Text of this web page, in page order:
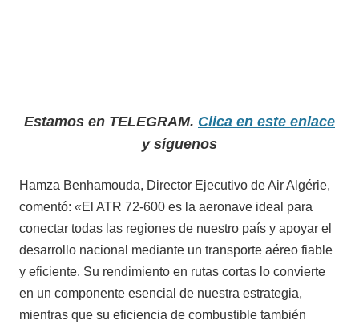
Estamos en TELEGRAM. Clica en este enlace
y síguenos
Hamza Benhamouda, Director Ejecutivo de Air Algérie,
comentó: «El ATR 72-600 es la aeronave ideal para
conectar todas las regiones de nuestro país y apoyar el
desarrollo nacional mediante un transporte aéreo fiable
y eficiente. Su rendimiento en rutas cortas lo convierte
en un componente esencial de nuestra estrategia,
mientras que su eficiencia de combustible también